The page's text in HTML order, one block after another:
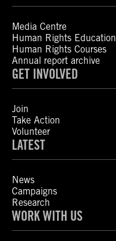
Media Centre
Human Rights Education
Human Rights Courses
Annual report archive
GET INVOLVED
Join
Take Action
Volunteer
LATEST
News
Campaigns
Research
WORK WITH US